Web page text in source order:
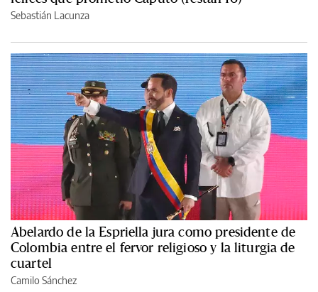
Sebastián Lacunza
Abelardo de la Espriella jura como presidente de
Colombia entre el fervor religioso y la liturgia de
cuartel
Camilo Sánchez